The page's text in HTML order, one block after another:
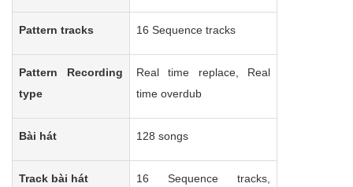
Pattern tracks 16 Sequence tracks
Pattern Recording
type
Real time replace, Real
time overdub
Bài hát 128 songs
Track bài hát
16 Sequence tracks,